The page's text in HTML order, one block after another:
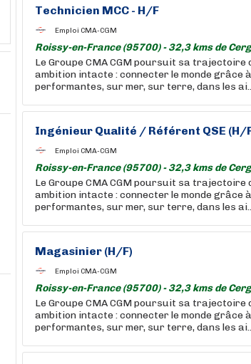
Technicien MCC - H/F
Emploi CMA-CGM
Roissy-en-France (95700) - 32,3 kms de
Le Groupe CMA CGM poursuit sa
ambition intacte : connecter le monde grâce
performantes, sur mer, sur terre, dans les
Ingénieur Qualité / Référent QSE (H/
Emploi CMA-CGM
Roissy-en-France (95700) - 32,3 kms de
Le Groupe CMA CGM poursuit sa
ambition intacte : connecter le monde grâce
performantes, sur mer, sur terre, dans les
Magasinier (H/F)
Emploi CMA-CGM
Roissy-en-France (95700) - 32,3 kms de
Le Groupe CMA CGM poursuit sa
ambition intacte : connecter le monde grâce
performantes, sur mer, sur terre, dans les